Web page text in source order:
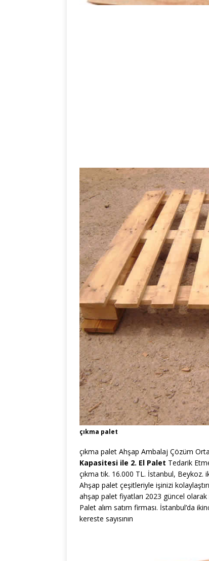
çıkma palet
çıkma palet Ahşap Ambalaj Çözüm
Kapasitesi ile 2. El Palet Tedarik
çıkma tik. 16.000 TL. İstanbul, Beykoz.
Ahşap palet çeşitleriyle işinizi
ahşap palet fiyatları 2023 güncel
Palet alım satım firması. İstanbul’da
kereste sayısının